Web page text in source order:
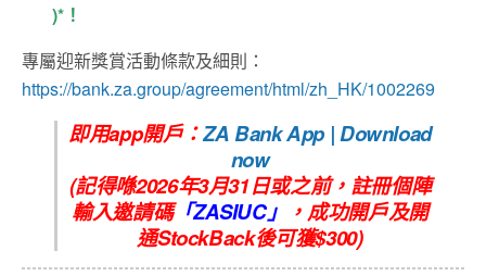
)* ！
專屬迎新獎賞活動條款及細則：
https://bank.za.group/agreement/html/zh_HK/1002269
即用app開戶：ZA Bank App | Download
now
(記得喺2026年3月31日或之前，註冊個陣
輸入邀請碼「ZASIUC」 ，成功開戶及開
通StockBack後可獲$300)